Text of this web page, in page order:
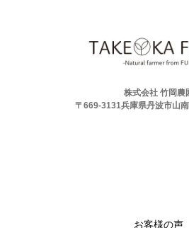
株式会社 竹岡農
〒669-3131兵庫県丹波市山
お客様の声